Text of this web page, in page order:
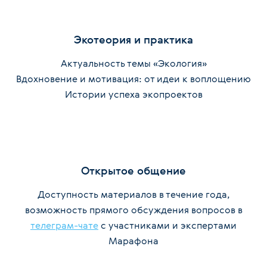
Экотеория и практика
Актуальность темы «Экология»
Вдохновение и мотивация: от идеи к воплощению
Истории успеха экопроектов
Открытое общение
Доступность материалов в течение года,
возможность прямого обсуждения вопросов в
телеграм-чатес участниками и экспертами
Марафона